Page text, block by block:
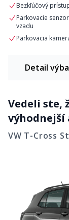
Bezkľúčový
Parkovacie
vzadu
Parkovacia
Detail
Bluetooth
pripojenie
Elektricky
a vzadu
Vedeli ste,
výhodnejší
VW T-Cross